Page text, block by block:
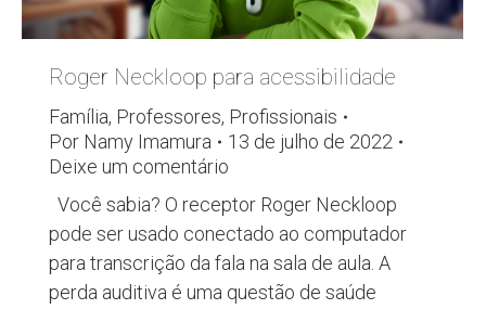
Roger Neckloop para acessibilidade
Família, Professores, Profissionais
Por Namy Imamura
13 de julho de 2022
Deixe um comentário
Você sabia? O receptor Roger Neckloop
pode ser usado conectado ao computador
para transcrição da fala na sala de aula. A
perda auditiva é uma questão de saúde